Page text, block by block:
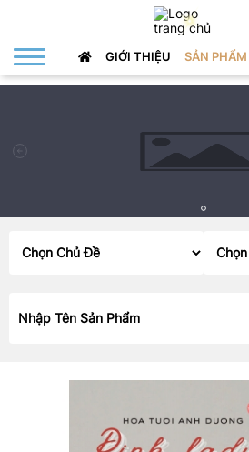
GIỚI THIỆU SẢN PHẨM